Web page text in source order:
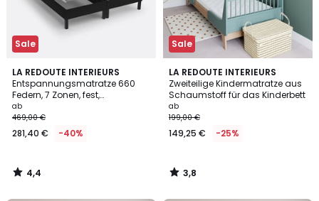
Sale
LA REDOUTE INTERIEURS
Entspannungsmatratze 660
Federn, 7 Zonen, fest,
Liegekomfort mit
Formgedächtnis
ab
469,00 €
281,40 € -40%
4,4
/ 5
4,4
/
Sale
LA REDOUTE INTERIEURS
Zweiteilige Kindermatratze aus
Schaumstoff für das Kinderbett
ab
199,00 €
149,25 € -25%
3,8
/ 5
3,8
/